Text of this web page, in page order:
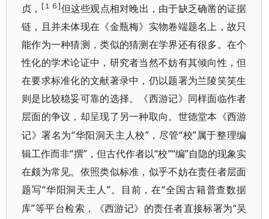
贞， [１６]但这些观点相对晚出，由于缺乏确凿的证据
链，且并未体现在《金瓶梅》实物卷端题名上，故只
能作为一种猜测，类似的猜测在学界还有很多。 在个
性化的学术论证中，研究者当然不妨有其倾向性，但
在要求标准化的文献著录中，仍以题署为兰陵笑笑生
则是比较稳妥可靠的选择。《西游记》同样面临作者
层面的争议，却呈现了另一种取向。世德堂本《西游
记》署名为“华阳洞天主人校”，尽管“校”属于整理编
辑工作而非“撰”，但古代作者以“校”“编”自隐的现象实
在颇为常见。依照类似标准，似乎不妨在责任者层面
题写“华阳洞天主人”。
目前，在“全国古籍普查数据
库”等平台检索，《西游记》的责任者直接标署为“吴